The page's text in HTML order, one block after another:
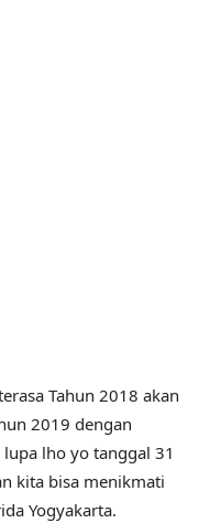
Tahun 2018 akan
2019 dengan
lho yo tanggal 31
kita bisa menikmati
Yogyakarta.